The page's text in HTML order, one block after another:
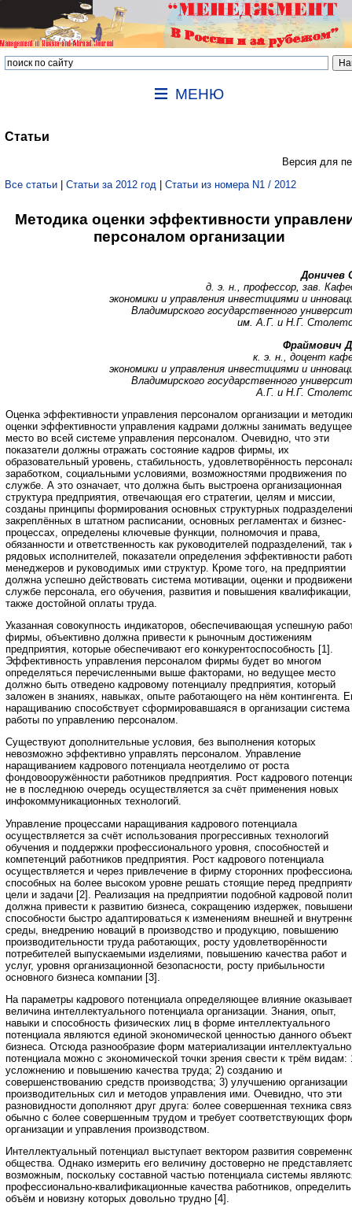
МЕНЮ
Статьи
Версия для
Все статьи | Статьи за 2012 год | Статьи из номера N1 / 2012
Методика оценки эффективности
персоналом организации
Доничев
д. э. н., профессор, зав.
экономики и управления инвестициями и
Владимирского государственного
им. А.Г. и Н.Г.
Фраймович
к. э. н., доцент
экономики и управления инвестициями и
Владимирского государственного
А.Г. и Н.Г.
Оценка эффективности управления персоналом организации и
оценки эффективности управления кадрами должны занимать ведущее
место во всей системе управления персоналом. Очевидно, что эти
показатели должны отражать состояние кадров фирмы, их
образовательный уровень, стабильность, удовлетворённость
заработком, социальными условиями, возможностями продвижения по
службе. А это означает, что должна быть выстроена организационная
структура предприятия, отвечающая его стратегии, целям и миссии,
созданы принципы формирования основных структурных
закреплённых в штатном расписании, основных регламентах и бизнес-
процессах, определены ключевые функции, полномочия и права,
обязанности и ответственность как руководителей подразделений, так
рядовых исполнителей, показатели определения эффективности
менеджеров и руководимых ими структур. Кроме того, на предприятии
должна успешно действовать система мотивации, оценки и
службе персонала, его обучения, развития и повышения
также достойной оплаты труда.
Указанная совокупность индикаторов, обеспечивающая успешную
фирмы, объективно должна привести к рыночным достижениям
предприятия, которые обеспечивают его конкурентоспособность [1].
Эффективность управления персоналом фирмы будет во многом
определяться перечисленными выше факторами, но ведущее место
должно быть отведено кадровому потенциалу предприятия, который
заложен в знаниях, навыках, опыте работающего на нём контингента.
наращиванию способствует сформировавшаяся в организации система
работы по управлению персоналом.
Существуют дополнительные условия, без выполнения которых
невозможно эффективно управлять персоналом. Управление
наращиванием кадрового потенциала неотделимо от роста
фондовооружённости работников предприятия. Рост кадрового
не в последнюю очередь осуществляется за счёт применения новых
инфокоммуникационных технологий.
Управление процессами наращивания кадрового потенциала
осуществляется за счёт использования прогрессивных технологий
обучения и поддержки профессионального уровня, способностей и
компетенций работников предприятия. Рост кадрового потенциала
осуществляется и через привлечение в фирму сторонних
способных на более высоком уровне решать стоящие перед
цели и задачи [2]. Реализация на предприятии подобной кадровой
должна привести к развитию бизнеса, сокращению издержек,
способности быстро адаптироваться к изменениям внешней и
среды, внедрению новаций в производство и продукцию, повышению
производительности труда работающих, росту удовлетворённости
потребителей выпускаемыми изделиями, повышению качества работ и
услуг, уровня организационной безопасности, росту прибыльности
основного бизнеса компании [3].
На параметры кадрового потенциала определяющее влияние оказывает
величина интеллектуального потенциала организации. Знания, опыт,
навыки и способность физических лиц в форме интеллектуального
потенциала являются единой экономической ценностью данного
бизнеса. Отсюда разнообразие форм материализации
потенциала можно с экономической точки зрения свести к трём видам:
усложнению и повышению качества труда; 2) созданию и
совершенствованию средств производства; 3) улучшению организации
производительных сил и методов управления ими. Очевидно, что эти
разновидности дополняют друг друга: более совершенная техника
обычно с более совершенным трудом и требует соответствующих
организации и управления производством.
Интеллектуальный потенциал выступает вектором развития
общества. Однако измерить его величину достоверно не
возможным, поскольку составной частью потенциала системы
профессионально-квалификационные качества работников, определить
объём и новизну которых довольно трудно [4].